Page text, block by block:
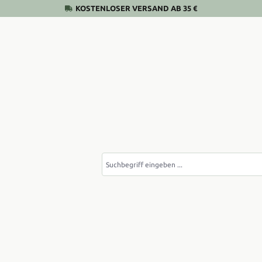
KOSTENLOSER VERSAND AB 35 €